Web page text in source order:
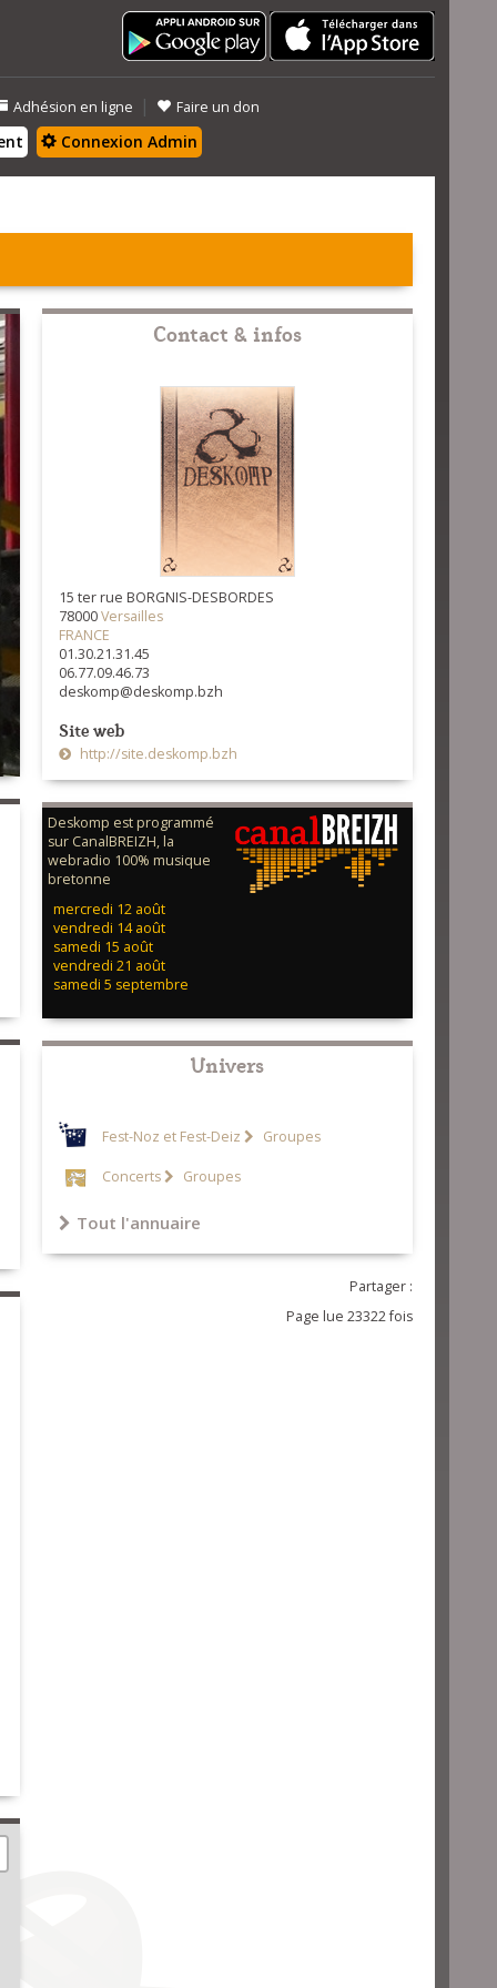
Adhésion en ligne | Faire un don
Connexion Admin
Contact & infos
15 ter rue BORGNIS-DESBORDES
78000Versailles
FRANCE
01.30.21.31.45
06.77.09.46.73
deskomp@deskomp.bzh
Site web
http://site.deskomp.bzh
Deskomp est programmé
sur CanalBREIZH, la
webradio 100% musique
bretonne
mercredi 12 août
vendredi 14 août
samedi 15 août
vendredi 21 août
samedi 5 septembre
Univers
Fest-Noz et Fest-Deiz Groupes
Concerts Groupes
Tout l'annuaire
Partager :
Page lue 23322 fois